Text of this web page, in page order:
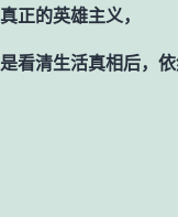
真正的英雄主义，
是看清生活真相后，依